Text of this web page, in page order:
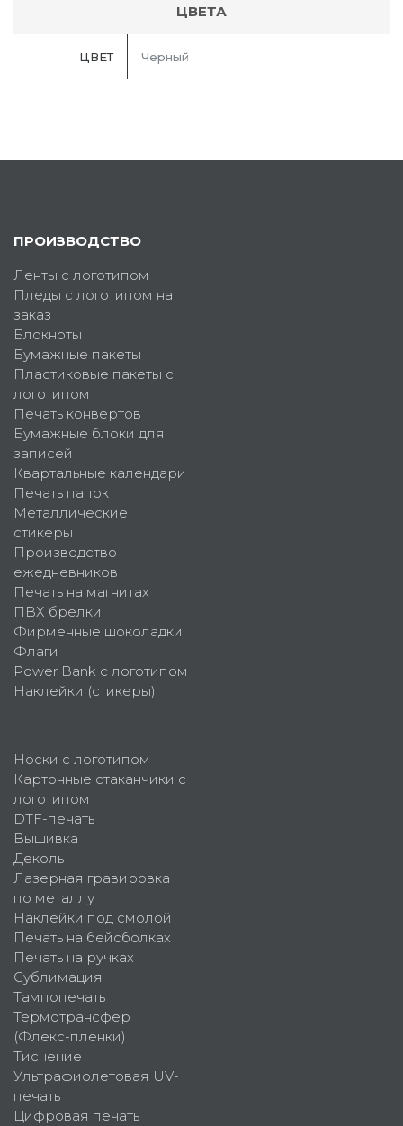
ЦВЕТА
ЦВЕТ Черный
ПРОИЗВОДСТВО
Ленты с логотипом
Пледы с логотипом на
заказ
Блокноты
Бумажные пакеты
Пластиковые пакеты с
логотипом
Печать конвертов
Бумажные блоки для
записей
Квартальные календари
Печать папок
Металлические
стикеры
Производство
ежедневников
Печать на магнитах
ПВХ брелки
Фирменные шоколадки
Флаги
Power Bank с логотипом
Наклейки (стикеры)
Носки с логотипом
Картонные стаканчики с
логотипом
DTF-печать
Вышивка
Деколь
Лазерная гравировка
по металлу
Наклейки под смолой
Печать на бейсболках
Печать на ручках
Сублимация
Тампопечать
Термотрансфер
(Флекс-пленки)
Тиснение
Ультрафиолетовая UV-
печать
Цифровая печать